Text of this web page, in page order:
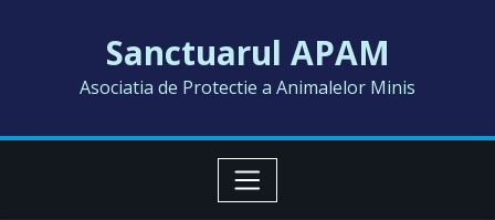
Sanctuarul APAM
Asociatia de Protectie a Animalelor Minis